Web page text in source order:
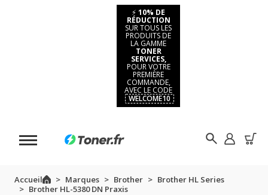
⚡ 10% DE
RÉDUCTION
SUR TOUS LES
PRODUITS DE
LA GAMME
TONER
SERVICES,
POUR VOTRE
PREMIÈRE
COMMANDE,
AVEC LE CODE
WELCOME10
Accueil Marques Brother
Brother HL Series
Brother HL-5380 DN Praxis